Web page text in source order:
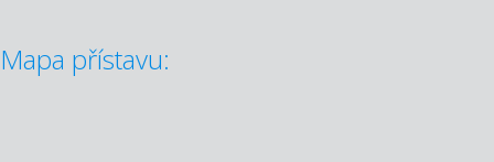
Mapa přístavu: